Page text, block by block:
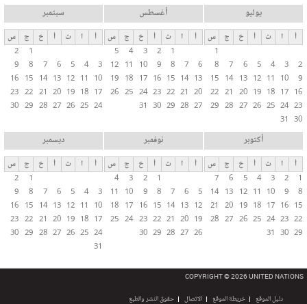
يوليو
أ ا ث أ خ ج
س
1
2
3
4
5
6
7
8
9
10
11
12
13
14
15
16
17
18
19
20
21
22
23
24
25
26
27
28
29
30
31
أغسطس
أ ا ث أ خ ج
س
1
2
3
4
5
6
7
8
9
10
11
12
13
14
15
16
17
18
19
20
21
22
23
24
25
26
27
28
29
30
31
سبتمبر
أ ا ث أ خ ج
س
1
2
3
4
5
6
7
8
9
10
11
12
13
14
15
16
17
18
19
20
21
22
23
24
25
26
27
28
29
30
أكتوبر
أ ا ث أ خ ج
س
1
2
3
4
5
6
7
8
9
10
11
12
13
14
15
16
17
18
19
20
21
22
23
24
25
26
27
28
29
30
31
نوفمبر
أ ا ث أ خ ج
س
1
2
3
4
5
6
7
8
9
10
11
12
13
14
15
16
17
18
19
20
21
22
23
24
25
26
27
28
29
30
ديسمبر
أ ا ث أ خ ج
س
1
2
3
4
5
6
7
8
9
10
11
12
13
14
15
16
17
18
19
20
21
22
23
24
25
26
27
28
29
30
31
COPYRIGHT © 2026 UNITED NATIONS
دليل الموقع خريطة الموقع الاتصال حقوق النشر والطبع